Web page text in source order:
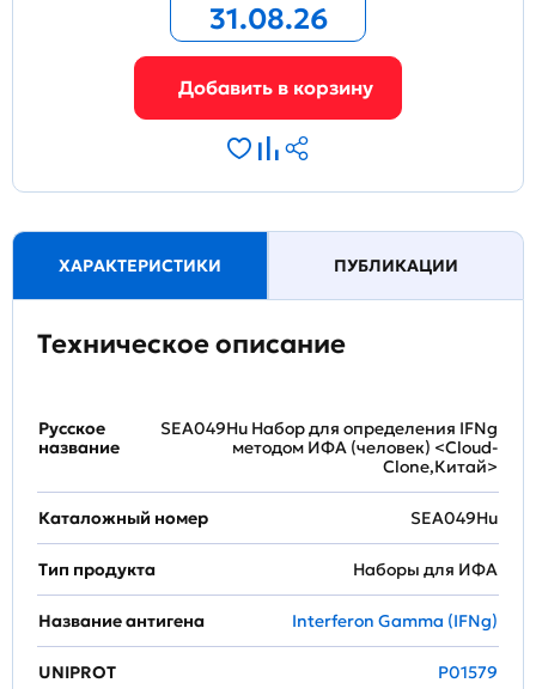
31.08.26
ХАРАКТЕРИСТИКИ ПУБЛИКАЦИИ
Техническое описание
Русское
название
SEA049Hu Набор для определения IFNg
методом ИФА (человек) <Cloud-
Clone,Китай>
Каталожный номер SEA049Hu
Тип продукта Наборы для ИФА
Название антигена Interferon Gamma (IFNg)
UNIPROT P01579